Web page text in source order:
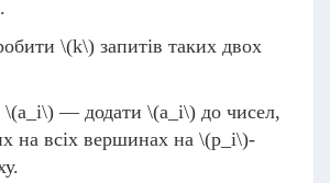
\(k\) запитів таких двох
\(a_i\) — додати \(a_i\) до чисел,
на всіх вершинах на \(p_i\)-